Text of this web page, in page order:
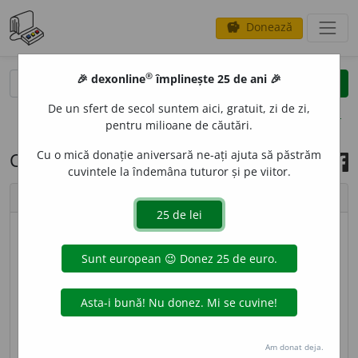
savings Donează
opțiuni
Cuvântul zilei, 26 martie 2023
imagine © Cristina Monea
2,grafuri,s. n.(Mat.) Ansamblu a două mulțimi
disjuncte, între care s-a stabilit o corespondență. ◊
Pl.și:grafe] –
🎉 dexonline® împlinește 25 de ani 🎉
De un sfert de secol suntem aici, gratuit, zi de zi,
pentru milioane de căutări.
Cu o mică donație aniversară ne-ați ajuta să păstrăm
cuvintele la îndemâna tuturor și pe viitor.
Am donat deja.